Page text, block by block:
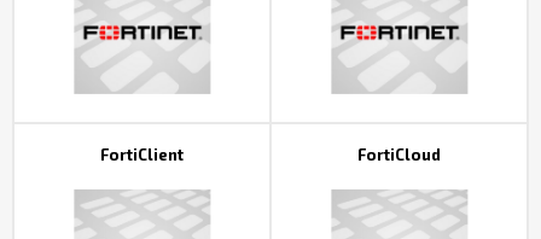
FortiClient FortiCloud